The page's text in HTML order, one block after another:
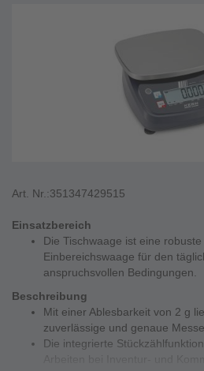
Art. Nr.:351347429515
Einsatzbereich
Die Tischwaage ist eine
Einbereichswaage für den
anspruchsvollen Bedingungen.
Beschreibung
Mit einer Ablesbarkeit von 2 g
zuverlässige und genaue
Die integrierte